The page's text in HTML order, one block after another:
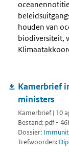
houden van
biodiversiteit,
Kamerbrief
ministers
Kamerbrief | 10
Bestand: pdf -
Dossier:
Trefwoorden: